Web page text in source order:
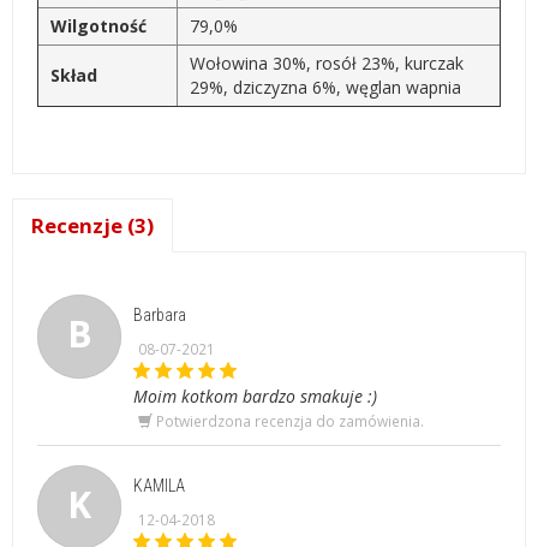
Wilgotność
79,0%
Skład
Wołowina 30%, rosół 23%, kurczak
29%, dziczyzna 6%, węglan wapnia
Recenzje (3)
B
Barbara
08-07-2021
Moim kotkom bardzo smakuje :)
Potwierdzona recenzja do zamówienia.
K
KAMILA
12-04-2018